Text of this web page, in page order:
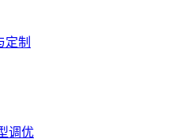
定制
调优